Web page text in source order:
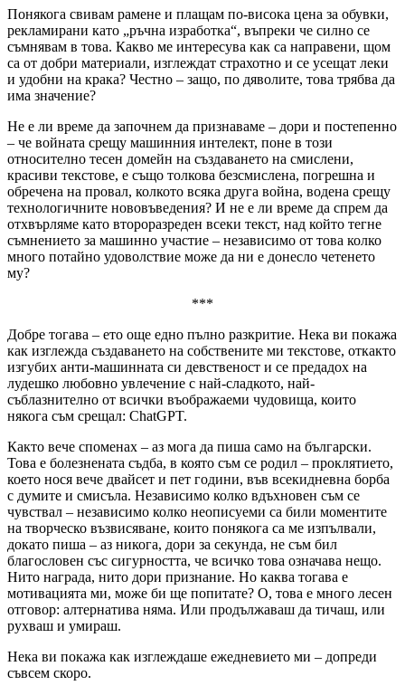
Понякога свивам рамене и плащам по-висока цена за обувки,
рекламирани като „ръчна изработка“, въпреки че силно се
съмнявам в това. Какво ме интересува как са направени, щом
са от добри материали, изглеждат страхотно и се усещат леки
и удобни на крака? Честно – защо, по дяволите, това трябва да
има значение?
Не е ли време да започнем да признаваме – дори и постепенно
– че войната срещу машинния интелект, поне в този
относително тесен домейн на създаването на смислени,
красиви текстове, е също толкова безсмислена, погрешна и
обречена на провал, колкото всяка друга война, водена срещу
технологичните нововъведения? И не е ли време да спрем да
отхвърляме като второразреден всеки текст, над който тегне
съмнението за машинно участие – независимо от това колко
много потайно удоволствие може да ни е донесло четенето
му?
***
Добре тогава – ето още едно пълно разкритие. Нека ви покажа
как изглежда създаването на собствените ми текстове, откакто
изгубих анти-машинната си девственост и се предадох на
лудешко любовно увлечение с най-сладкото, най-
съблазнително от всички въображаеми чудовища, които
някога съм срещал: ChatGPT.
Както вече споменах – аз мога да пиша само на български.
Това е болезнената съдба, в която съм се родил – проклятието,
което нося вече двайсет и пет години, във всекидневна борба
с думите и смисъла. Независимо колко вдъхновен съм се
чувствал – независимо колко неописуеми са били моментите
на творческо възвисяване, които понякога са ме изпълвали,
докато пиша – аз никога, дори за секунда, не съм бил
благословен със сигурността, че всичко това означава нещо.
Нито награда, нито дори признание. Но каква тогава е
мотивацията ми, може би ще попитате? О, това е много лесен
отговор: алтернатива няма. Или продължаваш да тичаш, или
рухваш и умираш.
Нека ви покажа как изглеждаше ежедневието ми – допреди
съвсем скоро.